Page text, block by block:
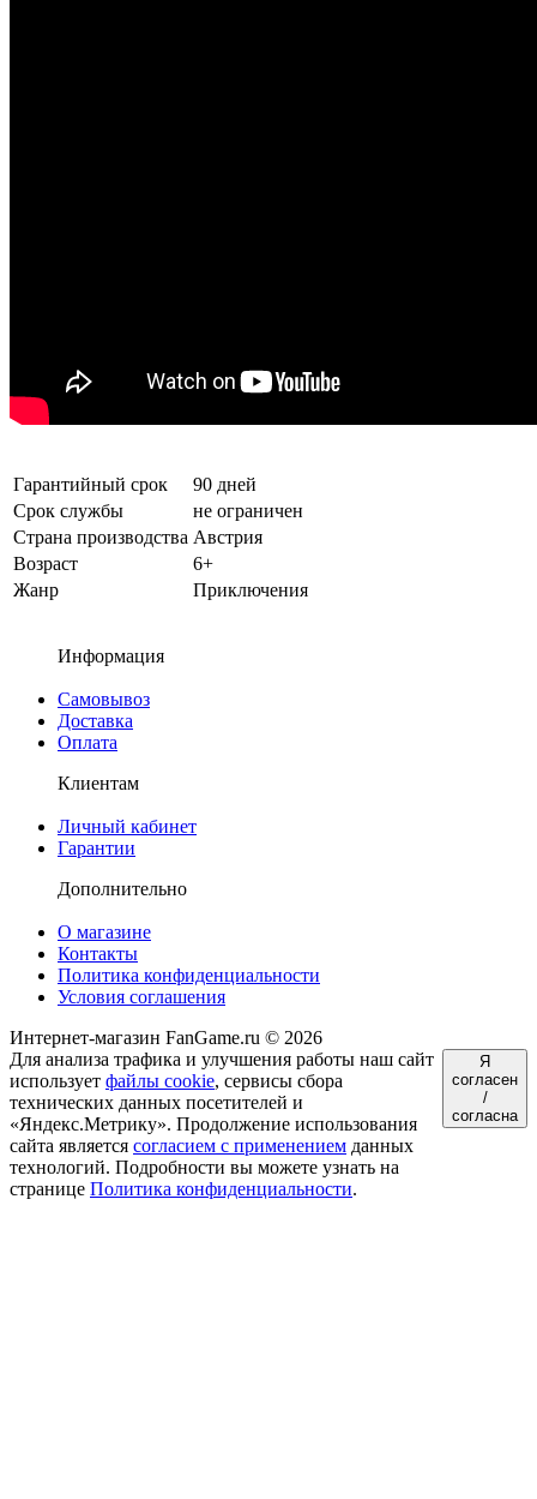
Гарантийный срок
90 дней
Срок службы
не ограничен
Страна производства Австрия
Возраст
6+
Жанр
Приключения
Информация
Самовывоз
Доставка
Оплата
Клиентам
Личный кабинет
Гарантии
Дополнительно
О магазине
Контакты
Политика конфиденциальности
Условия соглашения
Интернет-магазин FanGame.ru © 2026
Для анализа трафика и улучшения работы наш сайт
использует файлы cookie, сервисы сбора
технических данных посетителей и
«Яндекс.Метрику». Продолжение использования
сайта является согласием с применением данных
технологий. Подробности вы можете узнать на
странице Политика конфиденциальности.
Я
согласен
/
согласна